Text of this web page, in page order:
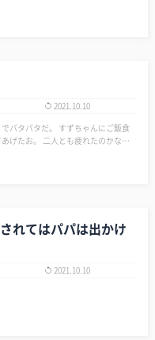
2021.10.10
バタバタだ。 すずちゃんにご飯食
げたお。 二人とも疲れたのかな？
れてはパパは出かけ
2021.10.10